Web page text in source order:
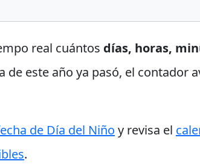
real cuántos días, horas,
de este año ya pasó, el contador
de Día del Niño y revisa el
.